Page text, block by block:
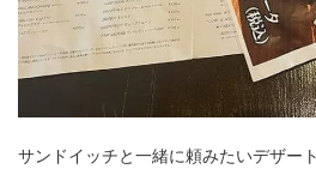
サンドイッチと一緒に頼みたいデザー